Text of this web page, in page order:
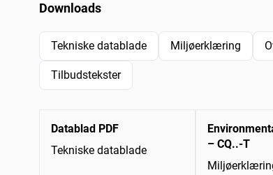
Downloads
Tekniske datablade Miljøerklæring
Tilbudstekster
Datablad PDF
Tekniske datablade
– CQ..-T